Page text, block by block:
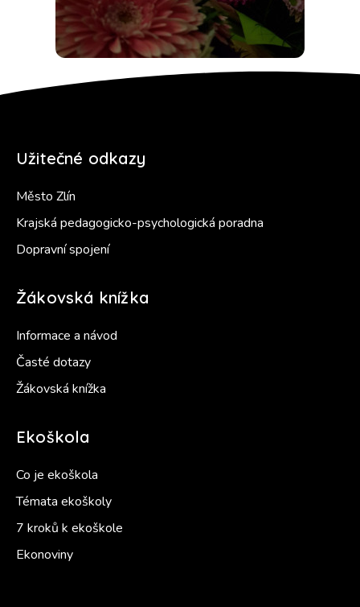
Užitečné odkazy
Město Zlín
Krajská pedagogicko-psychologická poradna
Dopravní spojení
Žákovská knížka
Informace a návod
Časté dotazy
Žákovská knížka
Ekoškola
Co je ekoškola
Témata ekoškoly
7 kroků k ekoškole
Ekonoviny